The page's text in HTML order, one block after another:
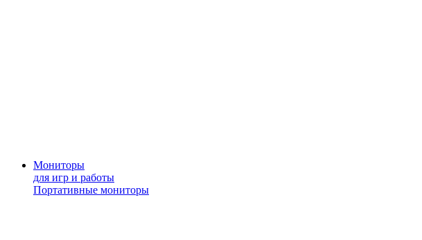
Мониторы
для игр и работы
Портативные мониторы